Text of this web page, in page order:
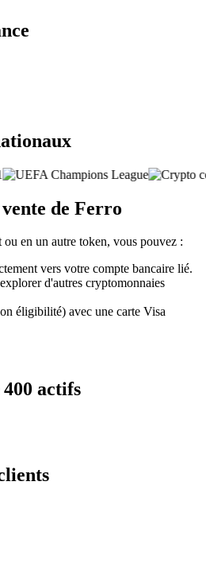
de Ferro
en un autre token, vous pouvez :
vers votre compte bancaire lié.
d'autres cryptomonnaies
éligibilité) avec une carte Visa
actifs